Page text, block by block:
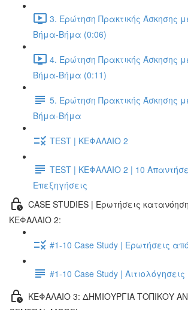
3. Ερώτηση Πρακτικής Άσκησης
Βήμα-Βήμα (0:06)
4. Ερώτηση Πρακτικής Άσκησης
Βήμα-Βήμα (0:11)
5. Ερώτηση Πρακτικής Άσκησης
Βήμα-Βήμα
TEST | ΚΕΦΑΛΑΙΟ 2
TEST | ΚΕΦΑΛΑΙΟ 2 | 10
Επεξηγήσεις
CASE STUDIES | Ερωτήσεις
ΚΕΦΑΛΑΙΟ 2:
#1-10 Case Study | Ερωτήσεις
#1-10 Case Study | Αιτιολόγησεις
ΚΕΦΑΛΑΙΟ 3: ΔΗΜΙΟΥΡΓΙΑ ΤΟΠΙΚΟΥ